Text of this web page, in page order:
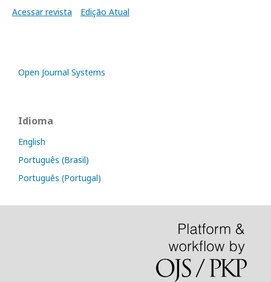
Acessar revista
Edição Atual
Open Journal Systems
Idioma
English
Português (Brasil)
Português (Portugal)